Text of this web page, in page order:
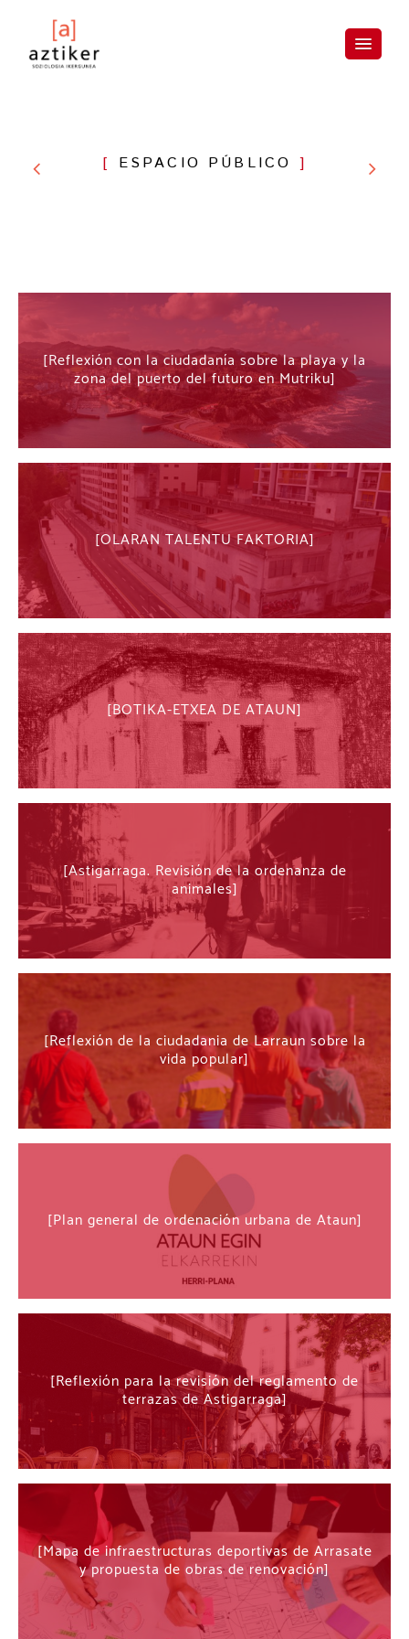
content
ESPACIO PÚBLICO
Reflexión con la ciudadanía sobre la playa y la
zona del puerto del futuro en Mutriku
OLARAN TALENTU FAKTORIA
BOTIKA-ETXEA DE ATAUN
Astigarraga. Revisión de la ordenanza de
animales
Reflexión de la ciudadania de Larraun sobre la
vida popular
Plan general de ordenación urbana de Ataun
Reflexión para la revisión del reglamento de
terrazas de Astigarraga
Mapa de infraestructuras deportivas de Arrasate
y propuesta de obras de renovación